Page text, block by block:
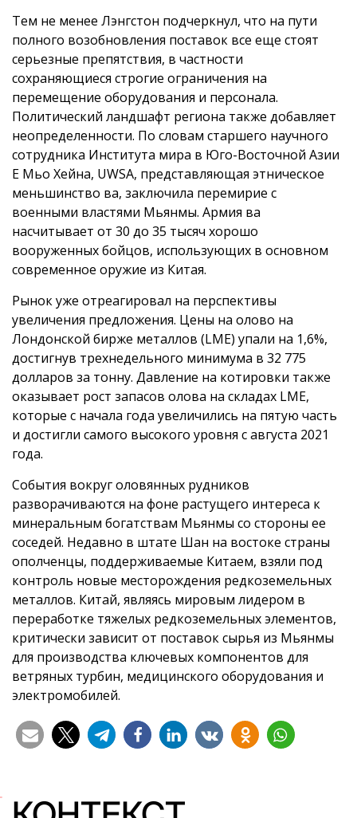
Тем не менее Лэнгстон подчеркнул, что на пути
полного возобновления поставок все еще стоят
серьезные препятствия, в частности
сохраняющиеся строгие ограничения на
перемещение оборудования и персонала.
Политический ландшафт региона также добавляет
неопределенности. По словам старшего научного
сотрудника Института мира в Юго-Восточной Азии
Е Мьо Хейна, UWSA, представляющая этническое
меньшинство ва, заключила перемирие с
военными властями Мьянмы. Армия ва
насчитывает от 30 до 35 тысяч хорошо
вооруженных бойцов, использующих в основном
современное оружие из Китая.
Рынок уже отреагировал на перспективы
увеличения предложения. Цены на олово на
Лондонской бирже металлов (LME) упали на 1,6%,
достигнув трехнедельного минимума в 32 775
долларов за тонну. Давление на котировки также
оказывает рост запасов олова на складах LME,
которые с начала года увеличились на пятую часть
и достигли самого высокого уровня с августа 2021
года.
События вокруг оловянных рудников
разворачиваются на фоне растущего интереса к
минеральным богатствам Мьянмы со стороны ее
соседей. Недавно в штате Шан на востоке страны
ополченцы, поддерживаемые Китаем, взяли под
контроль новые месторождения редкоземельных
металлов. Китай, являясь мировым лидером в
переработке тяжелых редкоземельных элементов,
критически зависит от поставок сырья из Мьянмы
для производства ключевых компонентов для
ветряных турбин, медицинского оборудования и
электромобилей.